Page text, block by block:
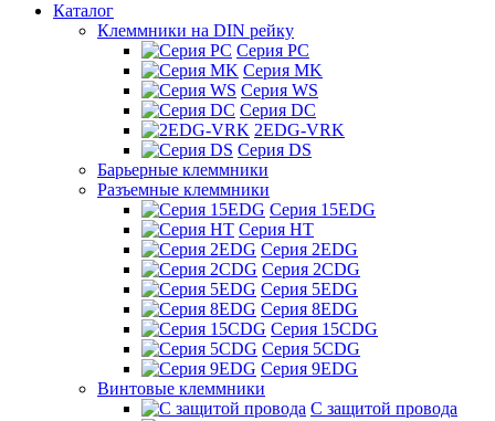
Каталог
Клеммники на DIN рейку
Серия PC
Серия MK
Серия WS
Серия DC
2EDG-VRK
Серия DS
Барьерные клеммники
Разъемные клеммники
Серия 15EDG
Серия HT
Серия 2EDG
Серия 2CDG
Серия 5EDG
Серия 8EDG
Серия 15CDG
Серия 5CDG
Серия 9EDG
Винтовые клеммники
С защитой провода